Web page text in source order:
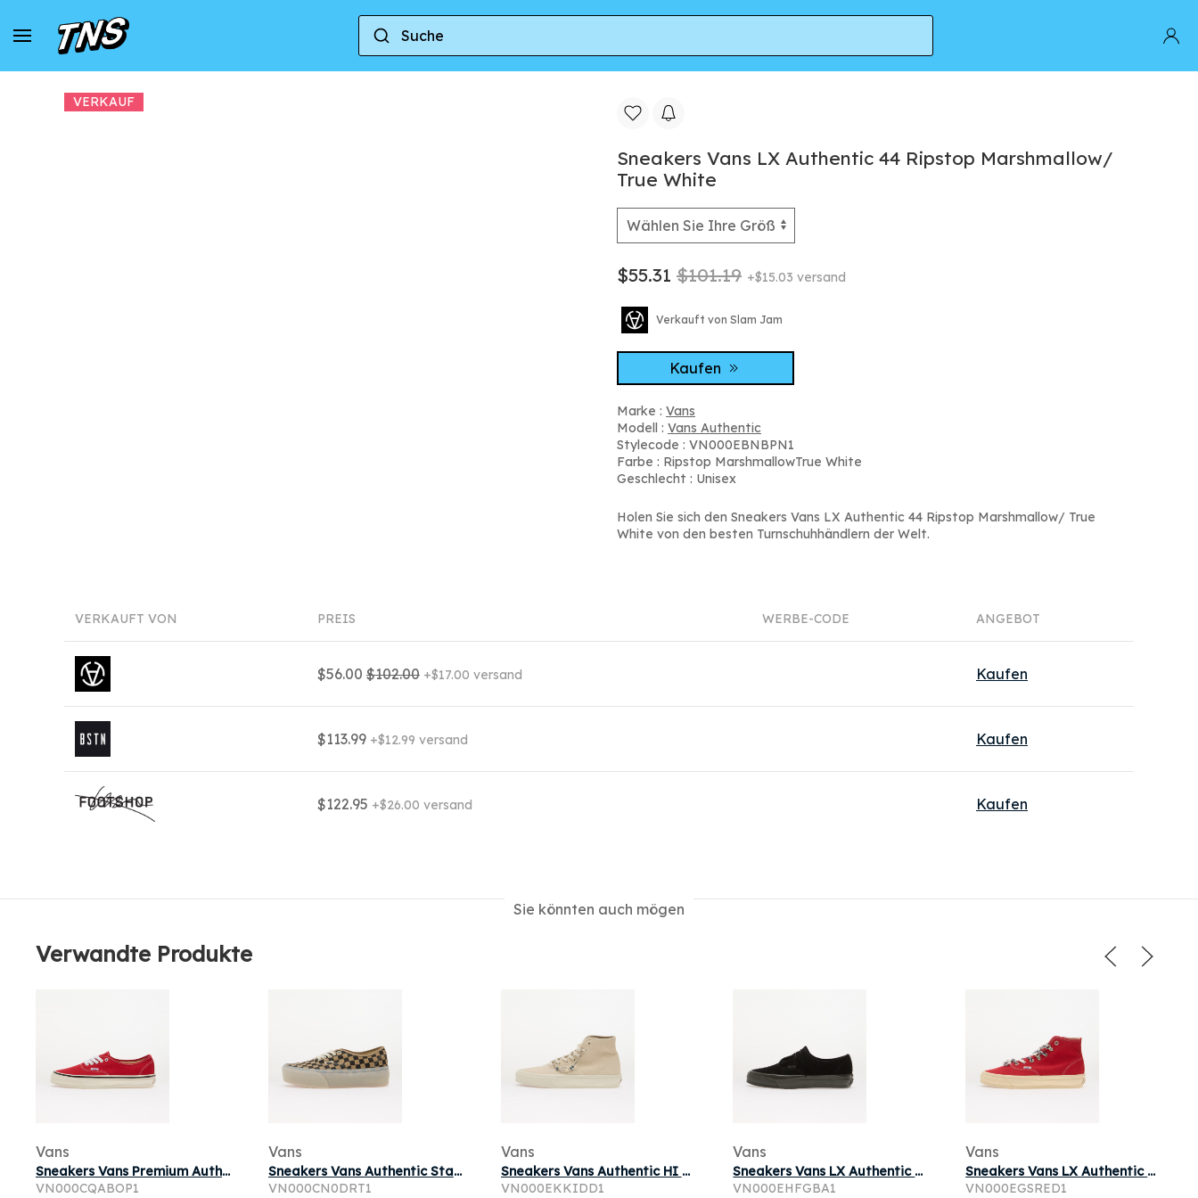
Zuhause Sneakers Vans LX Authentic 44 Ripstop Marshmallow/ True White
VERKAUF
Sneakers Vans LX Authentic 44 Ripstop Marshmallow/
True White
$55.31 $101.19 +$15.03 versand
Verkauft von Slam Jam
Kaufen
Marke : Vans
Modell : Vans Authentic
Stylecode : VN000EBNBPN1
Farbe : Ripstop MarshmallowTrue White
Geschlecht : Unisex
Holen Sie sich den Sneakers Vans LX Authentic 44 Ripstop Marshmallow/ True
White von den besten Turnschuhhändlern der Welt.
VERKAUFT VON PREIS WERBE-CODE ANGEBOT
$56.00 $102.00 +$17.00 versand Kaufen
$113.99 +$12.99 versand Kaufen
$122.95 +$26.00 versand Kaufen
Sie könnten auch mögen
Verwandte Produkte
Vans
Sneakers Vans Premium Authentic Reissue 44 LX Racing Red
VN000CQABOP1
Vans
Sneakers Vans Authentic Stackform Incense/Black
VN000CN0DRT1
Vans
Sneakers Vans Authentic HI 2.0 Turtledove/Gold
VN000EKKIDD1
Vans
Sneakers Vans LX Authentic Ease Black/Faded Black
VN000EHFGBA1
Vans
Sneakers Vans LX Authentic HI 2.0 Red
VN000EGSRED1